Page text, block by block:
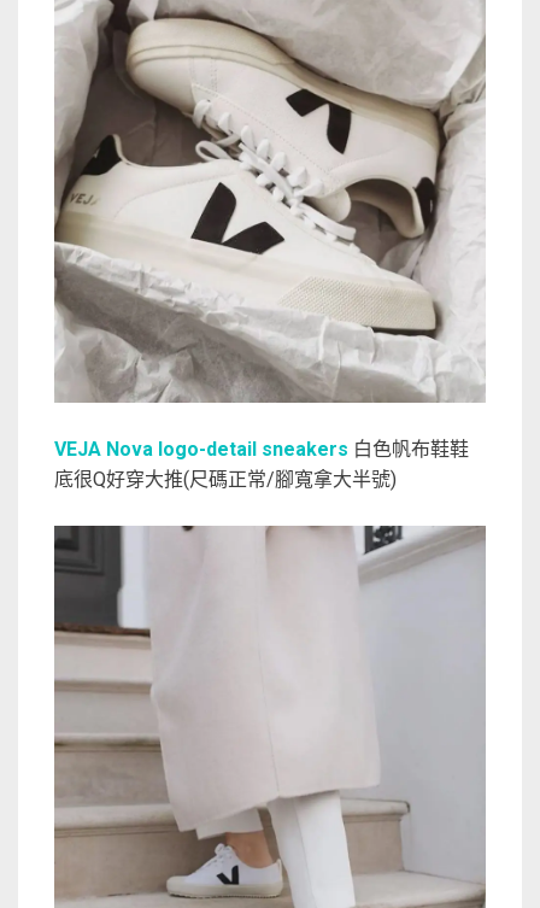
VEJA Nova logo-detail sneakers 白色帆布鞋鞋
底很Q好穿大推(尺碼正常/腳寬拿大半號)